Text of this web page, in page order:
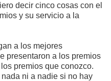
decir cinco cosas con el
y su servicio a la
a los mejores
presentaron a los premios
premios que conozco.
ni a nadie si no hay